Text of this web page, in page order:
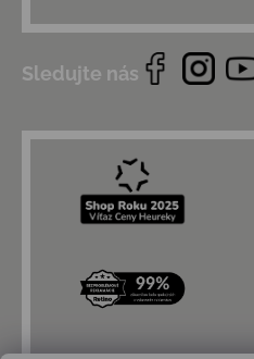
Sledujte nás